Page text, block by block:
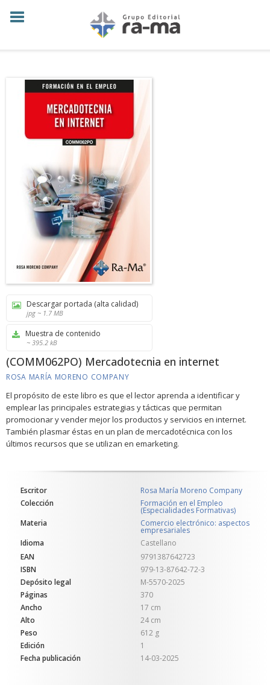
Descargar portada (alta calidad)
jpg ~ 1.7 MB
Muestra de contenido
~ 395.2 kB
(COMM062PO) Mercadotecnia en internet
ROSA MARÍA MORENO COMPANY
El propósito de este libro es que el lector aprenda a identificar y
emplear las principales estrategias y tácticas que permitan
promocionar y vender mejor los productos y servicios en internet.
También plasmar éstas en un plan de mercadotécnica con los
últimos recursos que se utilizan en emarketing.
Escritor
Rosa María Moreno Company
Colección
Formación en el Empleo
(Especialidades Formativas)
Materia
Comercio electrónico: aspectos
empresariales
Idioma
Castellano
EAN
9791387642723
ISBN
979-13-87642-72-3
Depósito legal
M-5570-2025
Páginas
370
Ancho
17 cm
Alto
24 cm
Peso
612 g
Edición
1
Fecha publicación
14-03-2025